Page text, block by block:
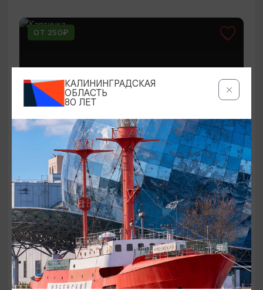
ОТ 250₽
КОНЦЕРТЫ
Мероприятия в Доме-музее Германа
Брахерта в августе
01.08.2026 - 31.08.2026
Светлогорск, Дом-музей Германа Брахерта
КАЛИНИНГРАДСКАЯ
ОБЛАСТЬ
80 ЛЕТ